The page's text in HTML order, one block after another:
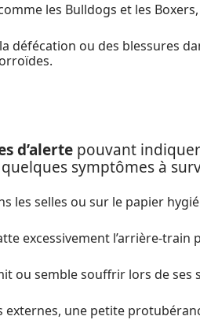
les Bulldogs et les
défécation ou des blessures
d’alerte pouvant
symptômes à
les selles ou sur le papier
excessivement l’arrière-train
ou semble souffrir lors de ses
externes, une petite